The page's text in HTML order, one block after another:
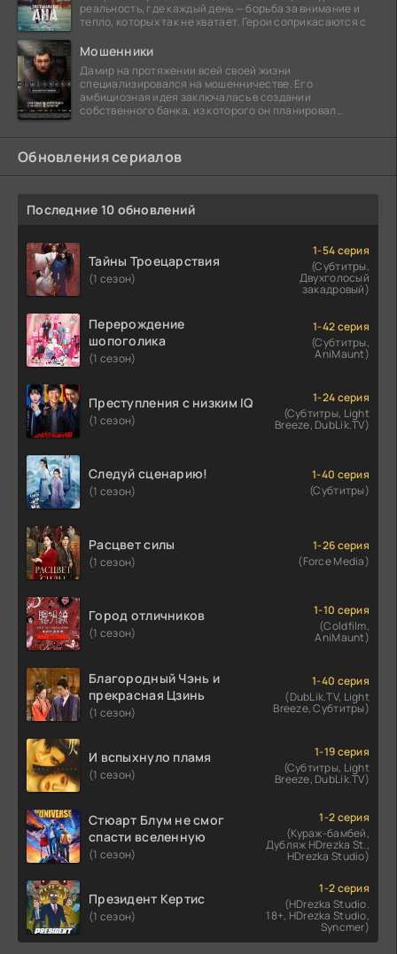
реальность, где каждый день — борьба за внимание и
тепло, которых так не хватает. Герои соприкасаются с
Мошенники
Дамир на протяжении всей своей жизни
специализировался на мошенничестве. Его
амбициозная идея заключалась в создании
собственного банка, из которого он планировал
Обновления сериалов
Последние 10 обновлений
Тайны Троецарствия
(1 сезон)
1-54 серия
(Субтитры,
Двухголосый
закадровый)
Перерождение
шопоголика
(1 сезон)
1-42 серия
(Субтитры,
AniMaunt)
Преступления с низким IQ
(1 сезон)
1-24 серия
(Субтитры, Light
Breeze, DubLik.TV)
Следуй сценарию!
(1 сезон)
1-40 серия
(Субтитры)
Расцвет силы
(1 сезон)
1-26 серия
(Force Media)
Город отличников
(1 сезон)
1-10 серия
(Coldfilm,
AniMaunt)
Благородный Чэнь и
прекрасная Цзинь
(1 сезон)
1-40 серия
(DubLik.TV, Light
Breeze, Субтитры)
И вспыхнуло пламя
(1 сезон)
1-19 серия
(Субтитры, Light
Breeze, DubLik.TV)
Стюарт Блум не смог
спасти вселенную
(1 сезон)
1-2 серия
(Кураж-бамбей,
Дубляж HDrezka St.,
HDrezka Studio)
Президент Кертис
(1 сезон)
1-2 серия
(HDrezka Studio.
18+, HDrezka Studio,
Syncmer)